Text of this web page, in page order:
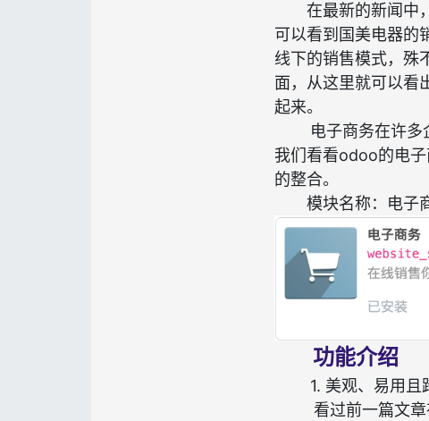
在最新的新闻中
可以看到国美电器的
线下的销售模式，殊
面，从这里就可以看
起来。
电子商务在许
我们看看odoo的电
的整合。
模块名称：电子
功能介绍
1. 美观、易用且
看过前一篇文